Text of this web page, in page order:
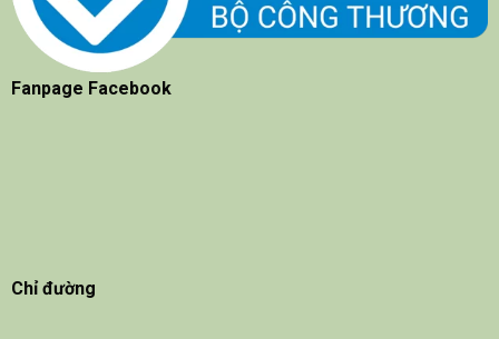
Fanpage Facebook
Chỉ đường